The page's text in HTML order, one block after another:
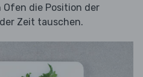
die Position der
Zeit tauschen.